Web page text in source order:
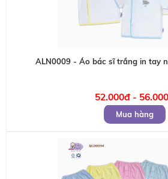
ALN0009 - Áo bác sĩ trắng in tay
52.000đ -
Mua hàng